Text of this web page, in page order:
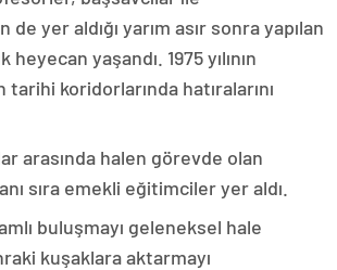
yer aldığı yarım asır sonra yapılan
yaşandı. 1975 yılının
tarihi koridorlarında hatıralarını
arasında halen görevde olan
sıra emekli eğitimciler yer aldı.
buluşmayı geleneksel hale
kuşaklara aktarmayı